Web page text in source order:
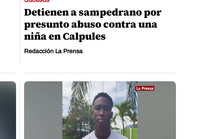
Detienen a sampedrano por
presunto abuso contra una
niña en Calpules
Redacción La Prensa